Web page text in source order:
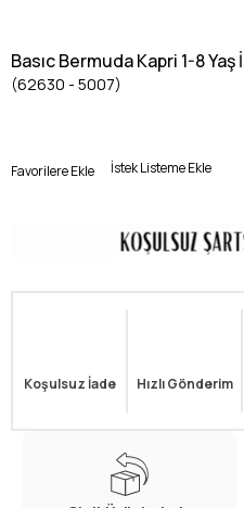
Basıc Bermuda Kapri 1-8
(62630 - 5007)
Favorilere Ekle İstek Listeme Ekle
Koşulsuz İade Hızlı Gönderim